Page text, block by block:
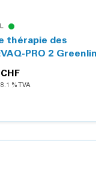
thérapie des
PRO 2
d'évacuation
% TVA